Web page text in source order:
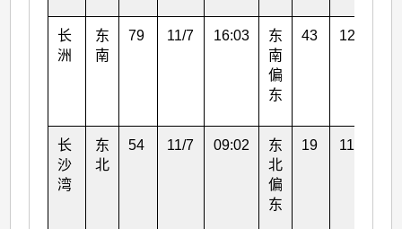
长
洲
东
南
79 11/7 16:03
东
南
偏
东
43 12/7
长
沙
湾
东
北
54 11/7 09:02
东
北
偏
东
19 11/7